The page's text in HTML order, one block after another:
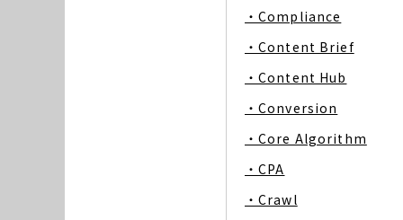
・Compliance
・Content Brief
・Content Hub
・Conversion
・Core Algorithm
・CPA
・Crawl